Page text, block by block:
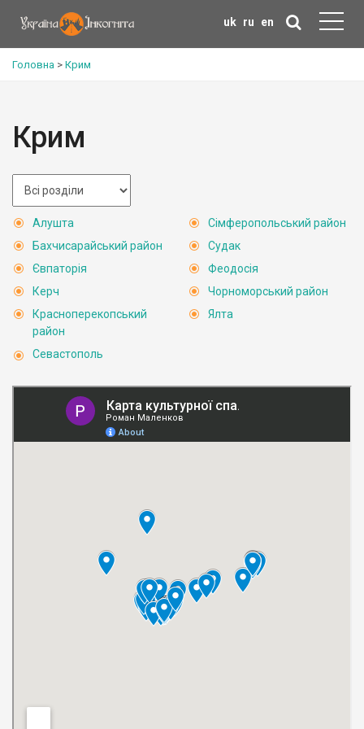
uk ru en
Головна > Крим
Крим
Алушта
Бахчисарайський район
Євпаторія
Керч
Красноперекопський
район
Севастополь
Сімферопольський район
Судак
Феодосія
Чорноморський район
Ялта